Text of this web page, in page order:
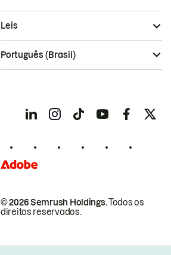
© 2026 Semrush Holdings.Todos os
direitos reservados.
Leis
Português (Brasil)